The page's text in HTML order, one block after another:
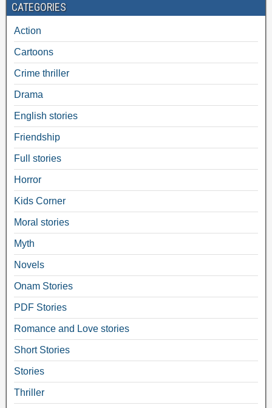
CATEGORIES
Action
Cartoons
Crime thriller
Drama
English stories
Friendship
Full stories
Horror
Kids Corner
Moral stories
Myth
Novels
Onam Stories
PDF Stories
Romance and Love stories
Short Stories
Stories
Thriller